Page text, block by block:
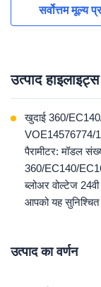
सर्वोत्तम मूल्य
उत्पाद हाइलाइट्स
खुदाई 360/
VOE14576774/
पैरामीटर: मॉडल
360/EC140/
ब्लोअर वोल्टेज
आपको यह
उत्पाद का वर्णन